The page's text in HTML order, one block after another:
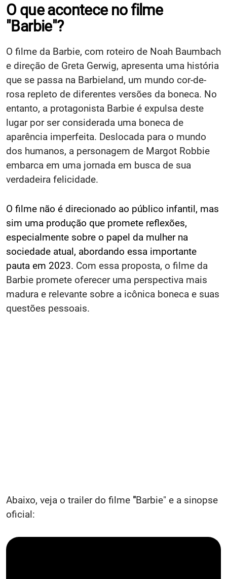
O que acontece no filme
"Barbie"?
O filme da Barbie, com roteiro de Noah Baumbach
e direção de Greta Gerwig, apresenta uma história
que se passa na Barbieland, um mundo cor-de-
rosa repleto de diferentes versões da boneca. No
entanto, a protagonista Barbie é expulsa deste
lugar por ser considerada uma boneca de
aparência imperfeita. Deslocada para o mundo
dos humanos, a personagem de Margot Robbie
embarca em uma jornada em busca de sua
verdadeira felicidade.
O filme não é direcionado ao público infantil, mas
sim uma produção que promete reflexões,
especialmente sobre o papel da mulher na
sociedade atual, abordando essa importante
pauta em 2023. Com essa proposta, o filme da
Barbie promete oferecer uma perspectiva mais
madura e relevante sobre a icônica boneca e suas
questões pessoais.
Abaixo, veja o trailer do filme "Barbie" e a sinopse
oficial: